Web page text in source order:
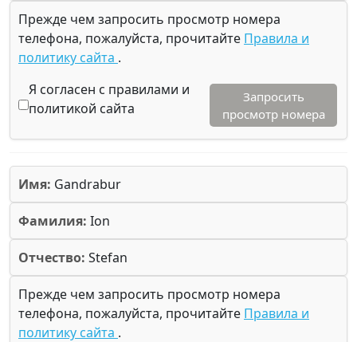
Прежде чем запросить просмотр номера
телефона, пожалуйста, прочитайте Правила и
политику сайта .
Я согласен с правилами и
политикой сайта
Запросить
просмотр номера
Имя: Gandrabur
Фамилия: Ion
Отчество: Stefan
Прежде чем запросить просмотр номера
телефона, пожалуйста, прочитайте Правила и
политику сайта .